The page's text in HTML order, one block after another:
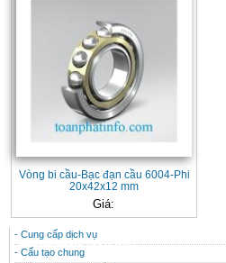
Vòng bi cầu-Bạc đạn cầu 6004-Phi
20x42x12 mm
Giá:
CONTACT
THÔNG TIN HỮU ÍCH
- Cung cấp dịch vụ
- Cấu tạo chung